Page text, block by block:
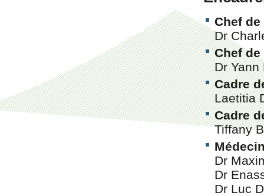
Chef de
Dr
Chef
Dr Yann
Cadre
Laetitia
Cadre
Tiffany
Dr
Dr
Dr Luc